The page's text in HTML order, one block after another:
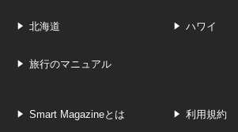
北海道 ハワイ
旅行のマニュアル
Smart Magazineとは 利用規約